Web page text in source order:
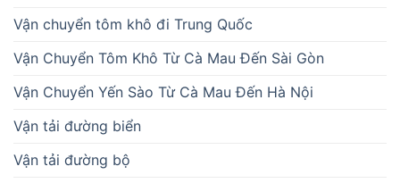
Vận chuyển tôm khô đi Trung Quốc
Vận Chuyển Tôm Khô Từ Cà Mau Đến Sài Gòn
Vận Chuyển Yến Sào Từ Cà Mau Đến Hà Nội
Vận tải đường biển
Vận tải đường bộ